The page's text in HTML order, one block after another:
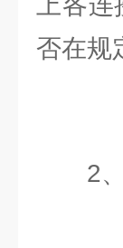
否在规
2、